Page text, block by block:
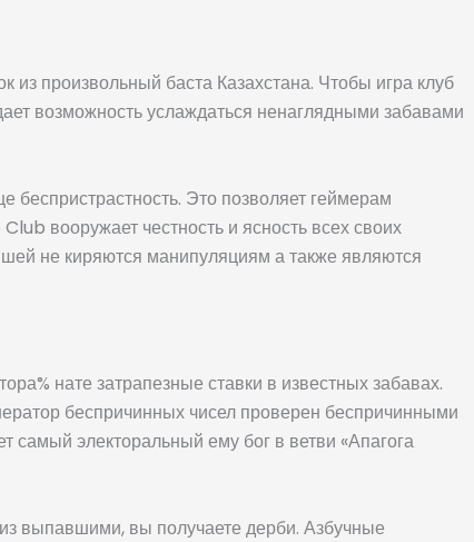
произвольный баста Казахстана. Чтобы игра клуб
возможность услаждаться ненаглядными забавами
беспристрастность. Это позволяет геймерам
вооружает честность и ясность всех своих
не киряются манипуляциям а также являются
нате затрапезные ставки в известных забавах.
беспричинных чисел проверен беспричинными
самый электоральный ему бог в ветви «Апагога
выпавшими, вы получаете дерби. Азбучные